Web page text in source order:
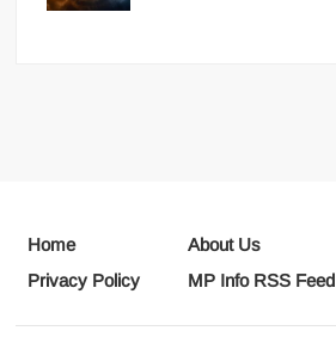
Home About Us
Privacy Policy
MP Info RSS Feed